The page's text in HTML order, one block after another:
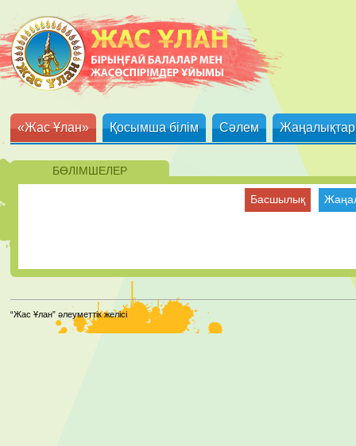
«Жас Ұлан» Қосымша білім Сәлем Жаңалықтар
БӨЛІМШЕЛЕР
Басшылық
“Жас Ұлан” әлеуметтік желісі